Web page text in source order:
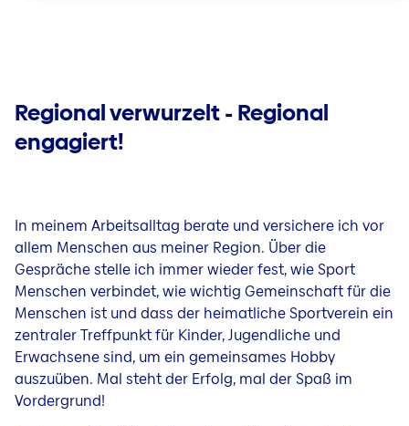
Regional verwurzelt - Regional
engagiert!
In meinem Arbeitsalltag berate und versichere ich vor
allem Menschen aus meiner Region. Über die
Gespräche stelle ich immer wieder fest, wie Sport
Menschen verbindet, wie wichtig Gemeinschaft für die
Menschen ist und dass der heimatliche Sportverein ein
zentraler Treffpunkt für Kinder, Jugendliche und
Erwachsene sind, um ein gemeinsames Hobby
auszuüben. Mal steht der Erfolg, mal der Spaß im
Vordergrund!